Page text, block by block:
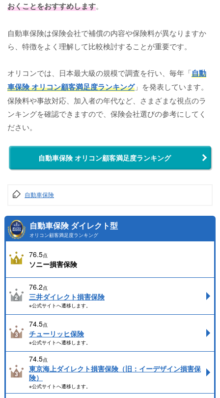
おくことをおすすめします。
自動車保険は保険会社で補償の内容や保険料が異なりますか
ら、特徴をよく理解して比較検討することが重要です。
オリコンでは、日本最大級の規模で調査を行い、毎年「自動
車保険 オリコン顧客満足度ランキング」を発表しています。
保険料や事故対応、加入者の年代など、さまざまな視点のラ
ンキングを確認できますので、保険会社選びの参考にしてく
ださい。
自動車保険 オリコン顧客満足度ランキング
自動車保険
自動車保険 ダイレクト型
オリコン顧客満足度ランキング
76.5点
ソニー損害保険
76.2点
三井ダイレクト損害保険
※公式サイトへ遷移します。
74.5点
チューリッヒ保険
※公式サイトへ遷移します。
74.5点
東京海上ダイレクト損害保険（旧：イーデザイン損害保
険）
※公式サイトへ遷移します。